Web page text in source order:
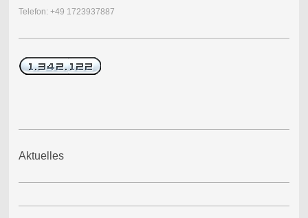
Telefon: +49 1723937887
Aktuelles